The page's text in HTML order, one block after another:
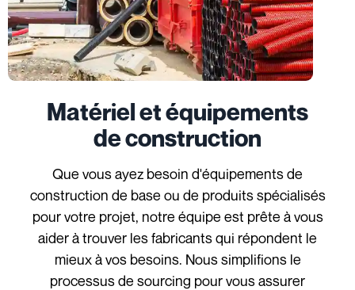
Matériel et équipements
de construction
Que vous ayez besoin d'équipements de
construction de base ou de produits spécialisés
pour votre projet, notre équipe est prête à vous
aider à trouver les fabricants qui répondent le
mieux à vos besoins. Nous simplifions le
processus de sourcing pour vous assurer